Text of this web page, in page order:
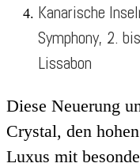
Kanarische
Symphony, 2.
Lissabon
Diese Neuerung
Crystal, den
Luxus mit